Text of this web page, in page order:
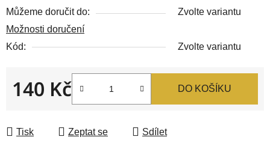
Můžeme doručit do:
Zvolte variantu
Možnosti doručení
Kód:
Zvolte variantu
140 Kč DO KOŠÍKU
Tisk Zeptat se Sdílet